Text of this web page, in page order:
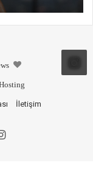
İletişim
Instagram